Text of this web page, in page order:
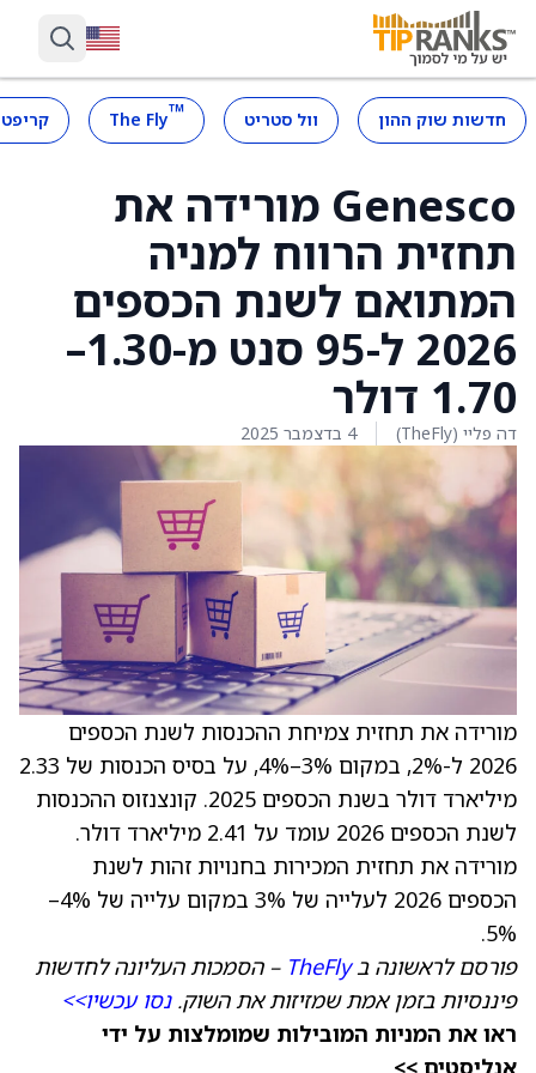
חדשות שוק ההון וול סטריט ™
The Fly
Genesco מורידה את
תחזית הרווח למניה
המתואם לשנת הכספים
2026 ל-95 סנט מ-1.30–
1.70 דולר
דה פליי (TheFly) 4 בדצמבר 2025
מורידה את תחזית צמיחת ההכנסות לשנת הכספים
2026 ל-2%, במקום 3%–4%, על בסיס הכנסות של 2.33
מיליארד דולר בשנת הכספים 2025. קונצנזוס ההכנסות
לשנת הכספים 2026 עומד על 2.41 מיליארד דולר.
מורידה את תחזית המכירות בחנויות זהות לשנת
הכספים 2026 לעלייה של 3% במקום עלייה של 4%–
5%.
פורסם לראשונה בTheFly – הסמכות העליונה לחדשות
פיננסיות בזמן אמת שמזיזות את השוק.נסו עכשיו>>
ראו את המניות המובילות שמומלצות על ידי
אנליסטים >>